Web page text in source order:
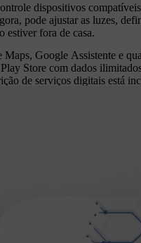
pode ajustar as luzes,
estiver fora de casa.
Store com dados
de serviços digitais está